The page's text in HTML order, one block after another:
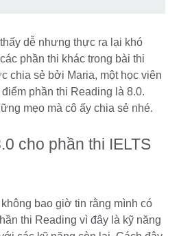
dễ nhưng thực ra lại khó
phần thi khác trong bài thi
chia sẻ bởi Maria, một học viên
phần thi Reading là 8.0.
mẹo mà cô ấy chia sẻ nhé.
cho phần thi IELTS
bao giờ tin rằng mình có
thi Reading vì đây là kỹ năng